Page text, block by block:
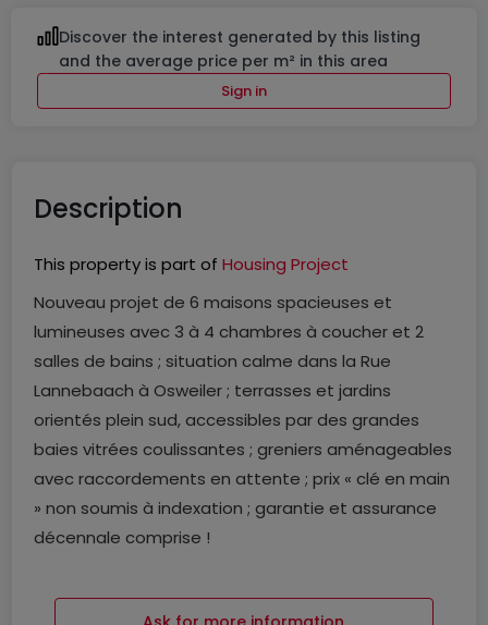
Discover the interest generated by this listing
and the average price per m² in this area
Sign in
Description
This property is part of Housing Project
Nouveau projet de 6 maisons spacieuses et
lumineuses avec 3 à 4 chambres à coucher et 2
salles de bains ; situation calme dans la Rue
Lannebaach à Osweiler ; terrasses et jardins
orientés plein sud, accessibles par des grandes
baies vitrées coulissantes ; greniers aménageables
avec raccordements en attente ; prix « clé en main
» non soumis à indexation ; garantie et assurance
décennale comprise !
La maison lot n°3 d'une surface totale de 316 m² sur